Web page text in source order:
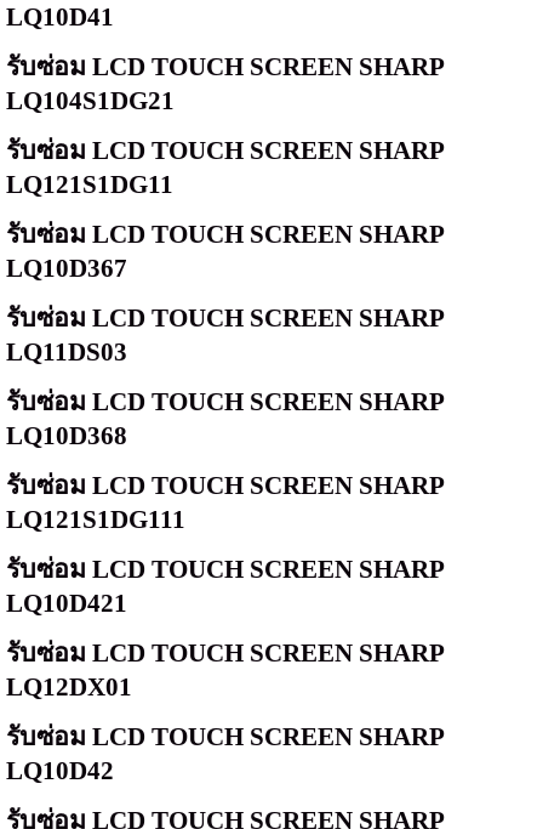
LQ10D41
รับซ่อม LCD TOUCH SCREEN SHARP
LQ104S1DG21
รับซ่อม LCD TOUCH SCREEN SHARP
LQ121S1DG11
รับซ่อม LCD TOUCH SCREEN SHARP
LQ10D367
รับซ่อม LCD TOUCH SCREEN SHARP
LQ11DS03
รับซ่อม LCD TOUCH SCREEN SHARP
LQ10D368
รับซ่อม LCD TOUCH SCREEN SHARP
LQ121S1DG111
รับซ่อม LCD TOUCH SCREEN SHARP
LQ10D421
รับซ่อม LCD TOUCH SCREEN SHARP
LQ12DX01
รับซ่อม LCD TOUCH SCREEN SHARP
LQ10D42
รับซ่อม LCD TOUCH SCREEN SHARP